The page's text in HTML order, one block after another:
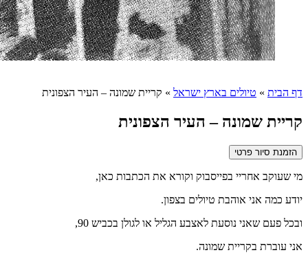
דף הבית » טיולים בארץ ישראל » קריית שמונה – העיר הצפונית
קריית שמונה – העיר הצפונית
הזמנת סיור פרטי
מי שעוקב אחריי בפייסבוק וקורא את הכתבות כאן,
יודע כמה אני אוהבת טיולים בצפון.
ובכל פעם שאני נוסעת לאצבע הגליל או לגולן בכביש 90,
אני עוברת בקריית שמונה.